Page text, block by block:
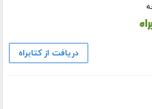
دریافت از کتابراه